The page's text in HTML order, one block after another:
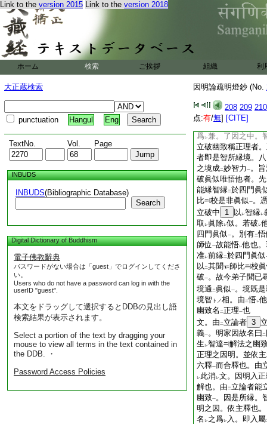
Link to the version 2015 Link to the version 2018
ホーム 検索 ご挨拶 組織 利
大正蔵検索
punctuation Hangul Eng
TextNo. Vol. Page
INBUDS
INBUDS(Bibliographic Database)
Search
Digital Dictionary of Buddhism
電子佛教辭典
パスワードがない場合は「guest」でログインしてくださ
い。
Users who do not have a password can log in with the
userID "guest".
本文をドラッグして選択するとDDBの見出し語
検索結果が表示されます。
Select a portion of the text by dragging your
mouse to view all terms in the text contained in
the DDB. ・
Password Access Policies
因明論疏明燈鈔 (No.
208 209 210
点:有/無] [CITE]
差別之義 。取 之
。以作 後論
。
。題 二因明名一
文。因謂立論
義 因稱
義
。
融貫名レ之爲 レ
入者
也。因謂立論者言
得二 因名 一。望二能立
因正明一
也。非言無
兼。謂生
爲 レ兼。了因之中。
立破幽致稱正理者
者即是智所縁境。
之境成二妙智力 一。
破眞似唯悟他者。
能縁智縁二於四門眞
比
校是非眞似一。
立破中
1 以 レ智縁レ
取 レ眞除レ似。若破 レ
四門眞似一。別有二
師位 一故能悟レ他也
准レ前縁二於四門眞似
以 二其聞 師比
校
破一。故今弟子聞已
境通 二 眞似一。境既
境智 トノ相。由 二悟レ
幽致名 二正理一也
文。由 二 立論者 3
義一。明家因故名曰 二
生 レ智達
解法之幽
正理之因明。並依
六釋一而合釋也。由
レ此消 レ文。因明入
解也。由 二 立論者能
幽致一。因是所縁。
明之因。依主釋也
名 レ之爲レ 入。即入屬